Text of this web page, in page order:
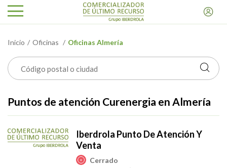
Inicio Oficinas Oficinas Almería
Puntos de atención Curenergia en Almería
Iberdrola Punto De Atención Y
Venta
Cerrado